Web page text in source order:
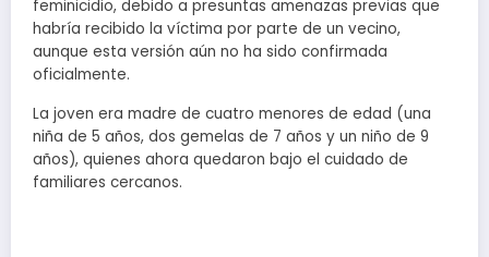
feminicidio, debido a presuntas amenazas previas que
habría recibido la víctima por parte de un vecino,
aunque esta versión aún no ha sido confirmada
oficialmente.
La joven era madre de cuatro menores de edad (una
niña de 5 años, dos gemelas de 7 años y un niño de 9
años), quienes ahora quedaron bajo el cuidado de
familiares cercanos.